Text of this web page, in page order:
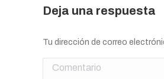
Deja una respuesta
Tu dirección de correo
Comentario